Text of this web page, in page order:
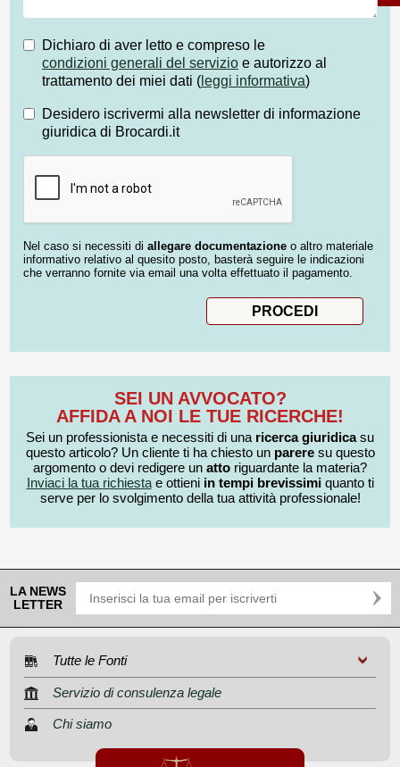
Dichiaro di aver letto e compreso le
condizioni generali del servizio e autorizzo al
trattamento dei miei dati ( leggi informativa)
Desidero iscrivermi alla newsletter di informazione
giuridica di Brocardi.it
Nel caso si necessiti di allegare documentazione o altro materiale
informativo relativo al quesito posto, basterà seguire le indicazioni
che verranno fornite via email una volta effettuato il pagamento.
SEI UN AVVOCATO?
AFFIDA A NOI LE TUE RICERCHE!
Sei un professionista e necessiti di una ricerca giuridicasu
questo articolo? Un cliente ti ha chiesto un pareresu questo
argomento o devi redigere un atto riguardante la materia?
Inviaci la tua richiestae ottieni in tempi brevissimiquanto ti
serve per lo svolgimento della tua attività professionale!
LA NEWS
LETTER
Tutte le Fonti
Servizio di consulenza legale
Chi siamo